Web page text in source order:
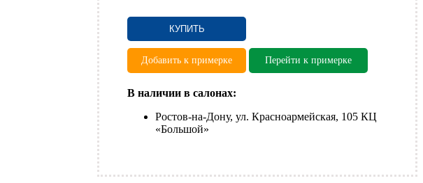
КУПИТЬ
Добавить к примерке Перейти к примерке
В наличии в салонах:
Ростов-на-Дону, ул. Красноармейская, 105 КЦ
«Большой»